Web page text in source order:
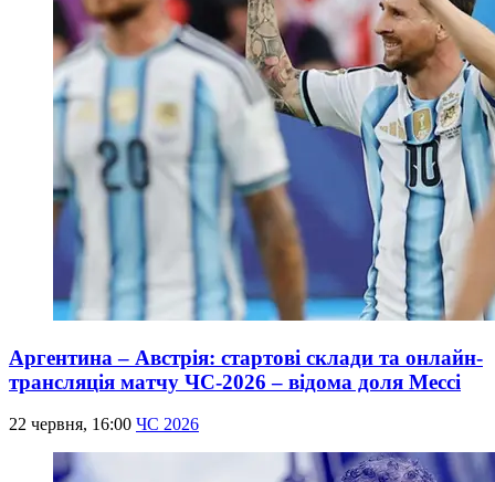
Аргентина – Австрія: стартові склади та онлайн-
трансляція матчу ЧС-2026 – відома доля Мессі
22 червня, 16:00 ЧС 2026